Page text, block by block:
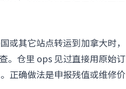
或其它站点转运到加拿大时，
。仓里 ops 见过直接用原始订
正确做法是申报残值或维修价